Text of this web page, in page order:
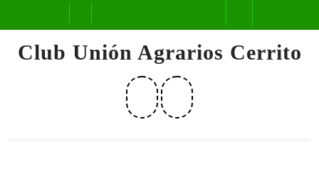
Botón
de
apertura
Club Unión Agrarios Cerrito
Facebook